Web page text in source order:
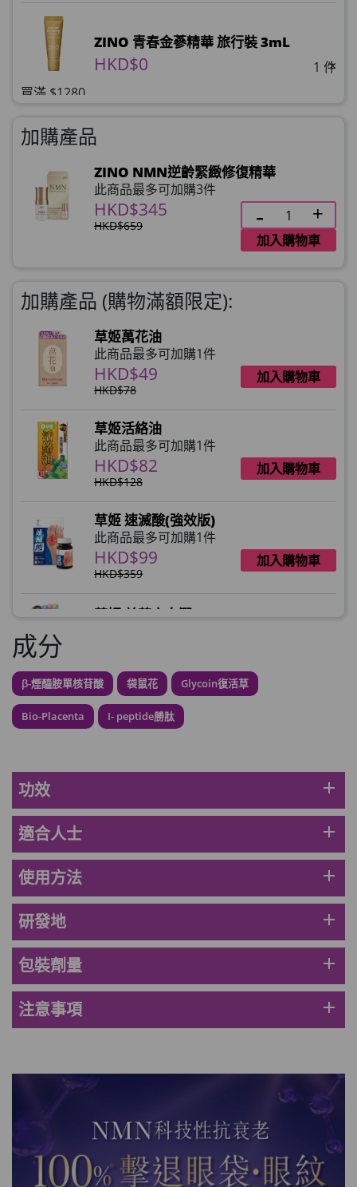
1 件
ZINO 青春金蔘精華 旅行裝 3mL
HKD$0
×
買滿 $1280
月)
HKD$0
HKD$145
加購產品
ZINO NMN逆齡緊緻修復精華
此商品最多可加購3件
HKD$345
HKD$659
加入購物車
加購產品 (購物滿額限定):
草姬萬花油
此商品最多可加購1件
HKD$49
HKD$78
加入購物車
草姬活絡油
此商品最多可加購1件
HKD$82
HKD$128
加入購物車
草姬 速滅酸(強效版)
此商品最多可加購1件
HKD$99
HKD$359
加入購物車
草姬 益菌之白潤
草姬 調經緊緻寶(27年2月到期)
此商品最多可加購1件
HKD$169
HKD$169
理膚泉 無香大哥大防曬 50ml (2027年4
月)
HKD$145
加入購物車
Round Lab 白樺樹水份防曬霜 50ml
此商品最多可加購1件
成分
β-煙醯胺單核苷酸 袋鼠花 Glycoin復活草
Bio-Placenta I- peptide勝肽
功效 add
適合人士 add
使用方法 add
研發地 add
包裝劑量 add
注意事項 add